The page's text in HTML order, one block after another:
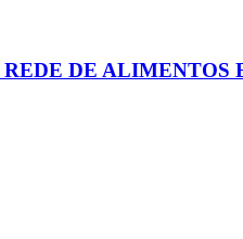
DE ALIMENTOS